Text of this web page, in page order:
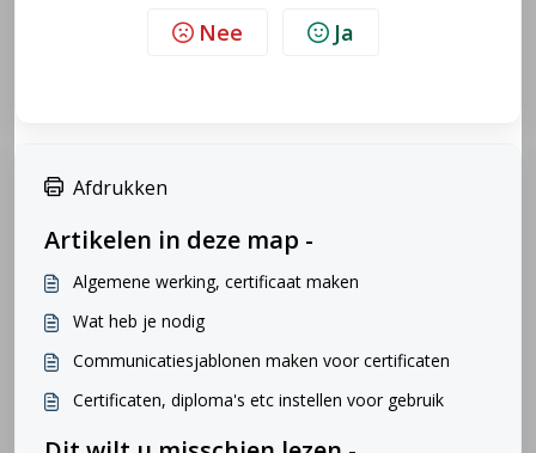
Nee Ja
Afdrukken
Artikelen in deze map -
Algemene werking, certificaat maken
Wat heb je nodig
Communicatiesjablonen maken voor certificaten
Certificaten, diploma's etc instellen voor gebruik